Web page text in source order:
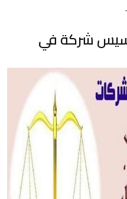
شركة في